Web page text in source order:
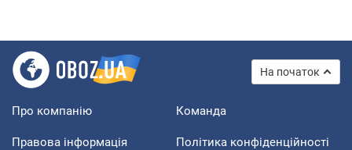
На початок
Про компанію Команда
Правова інформація Політика конфіденційності